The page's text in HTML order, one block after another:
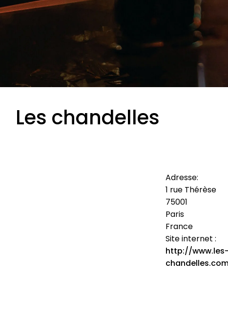
Les chandelles
Adresse:
1 rue Thérèse
75001
Paris
France
Site internet :
http://www.les-